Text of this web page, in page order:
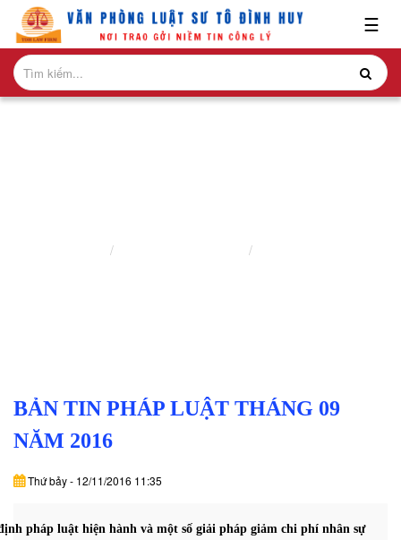
GIỚI
THIỆU
DỊCH
VỤ
VĂN
☰
BẢN TIN PHÁP LUẬT THÁNG 09
NĂM 2016
Thứ bảy - 12/11/2016 11:35
pháp luật hiện hành và một số giải pháp giảm chi phí nhân sự